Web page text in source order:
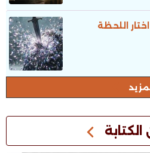
اللحظة
الكتابة